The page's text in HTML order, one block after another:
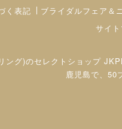
く表記 ブライダルフェア＆
サイ
グ)のセレクトショップ
鹿児島で、50